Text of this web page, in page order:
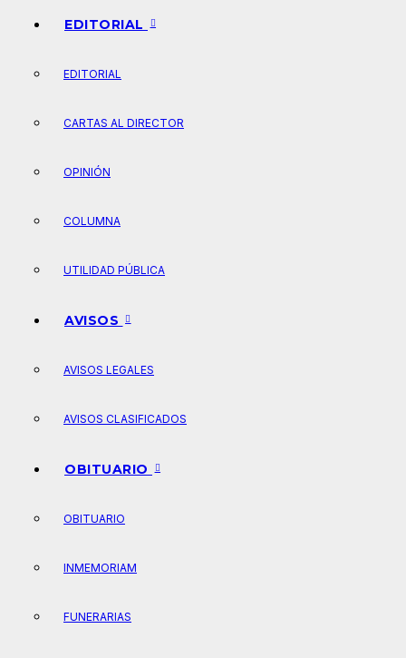
EDITORIAL
EDITORIAL
CARTAS AL DIRECTOR
OPINIÓN
COLUMNA
UTILIDAD PÚBLICA
AVISOS
AVISOS LEGALES
AVISOS CLASIFICADOS
OBITUARIO
OBITUARIO
INMEMORIAM
FUNERARIAS